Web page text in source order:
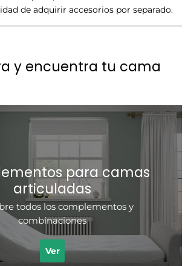
de adquirir accesorios por separado.
y encuentra tu cama
para camas
articuladas
todos los complementos y
combinaciones
Ver